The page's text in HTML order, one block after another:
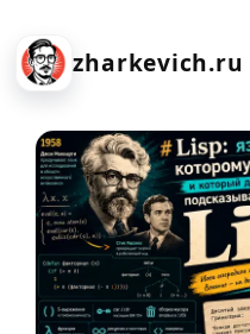
zharkevich.ru